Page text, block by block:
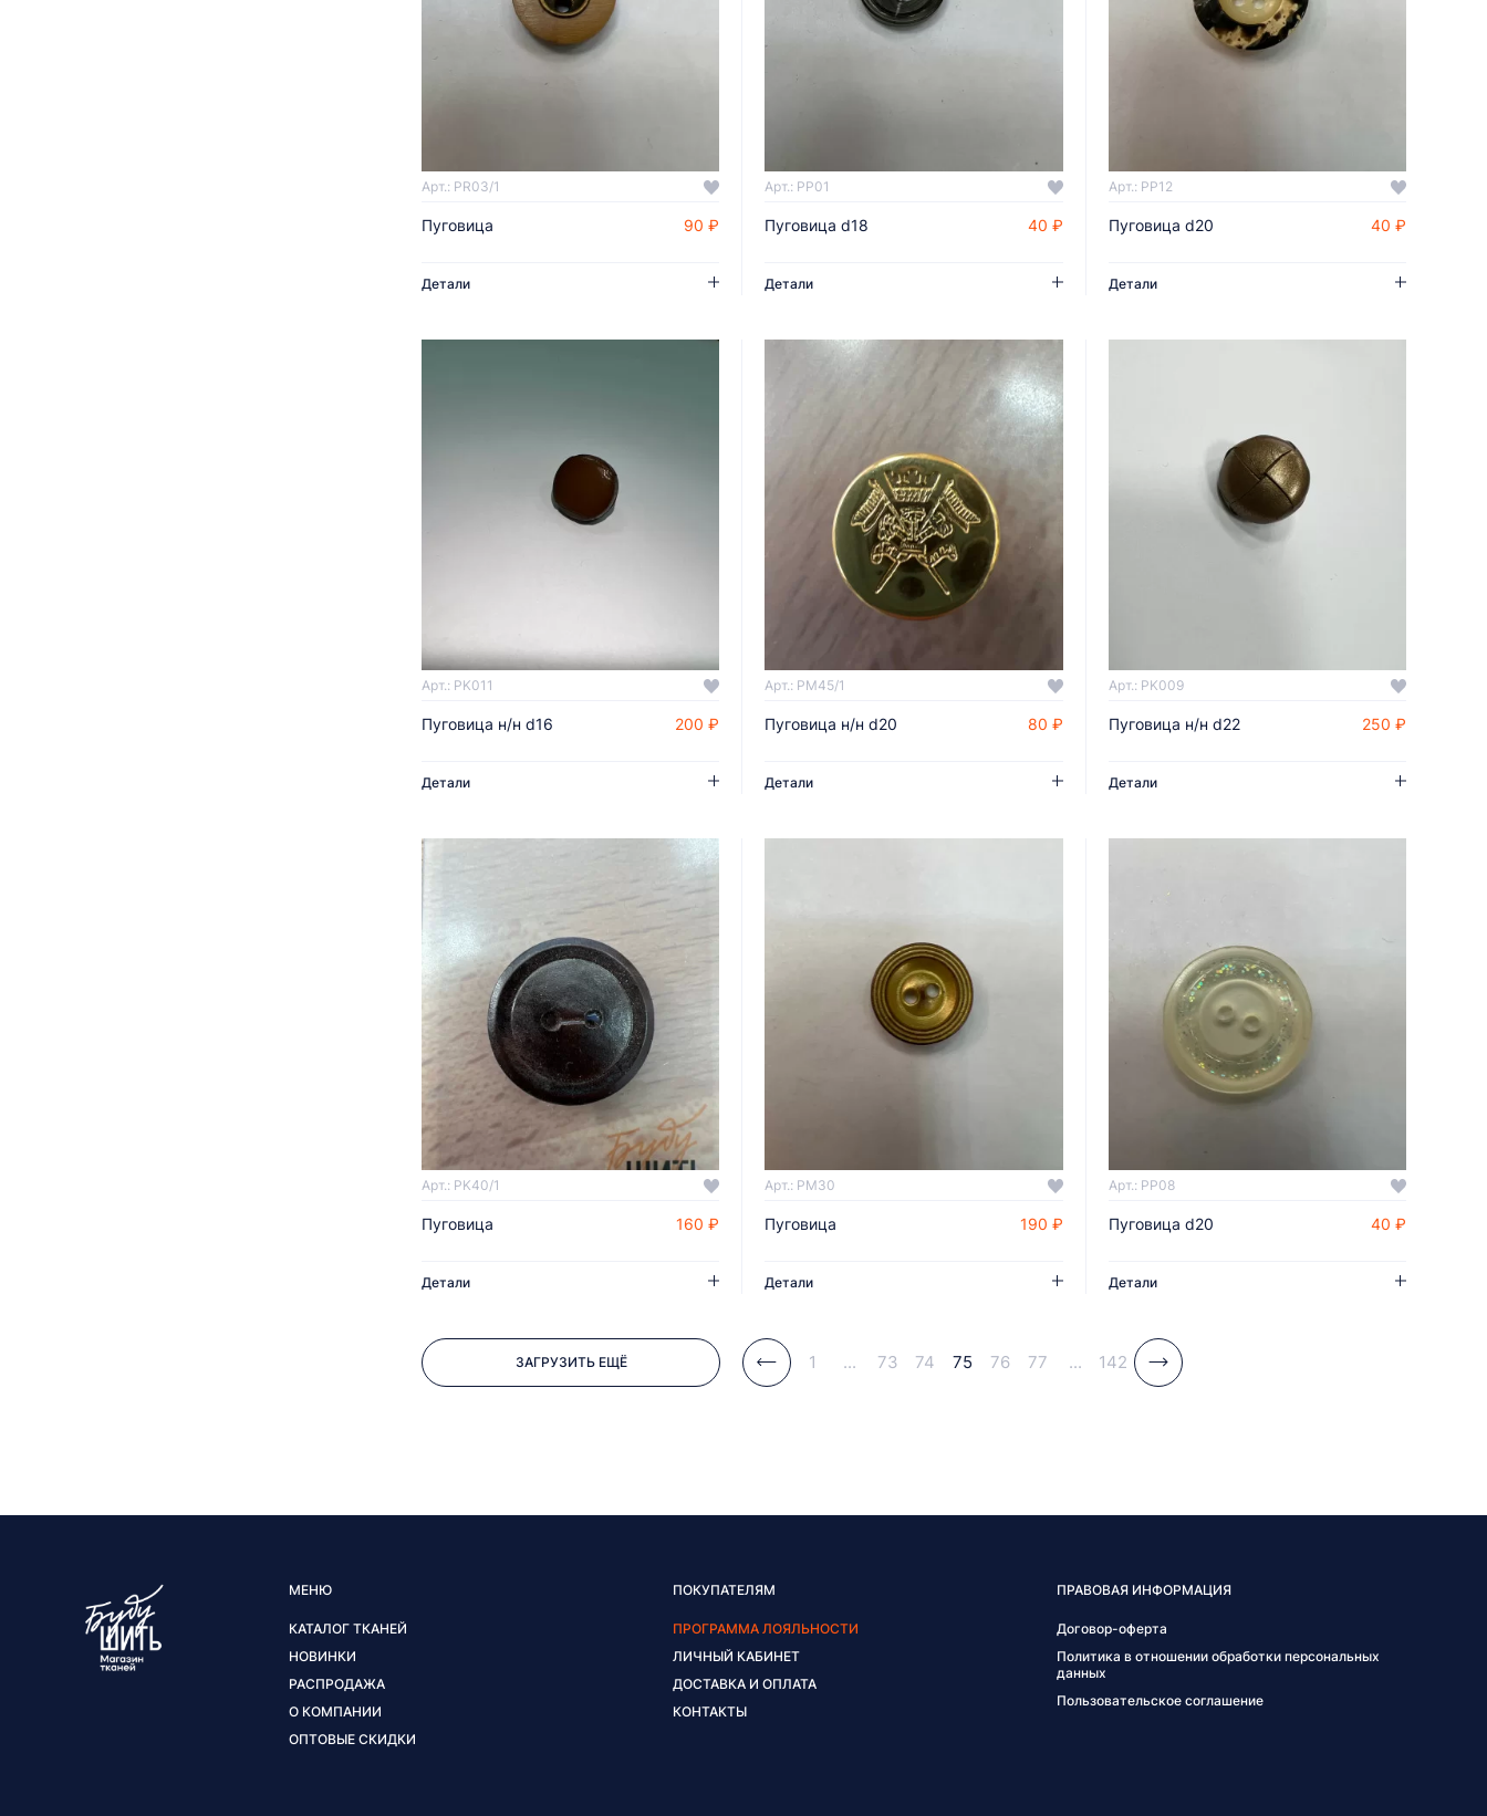
Арт.: PR03/1
Пуговица 90 ₽
Детали
Арт.: PP01
Пуговица d18 40 ₽
Детали
Арт.: PP12
Пуговица d20 40 ₽
Детали
Арт.: PK011
Пуговица н/н d16 200 ₽
Детали
Арт.: PM45/1
Пуговица н/н d20 80 ₽
Детали
Арт.: PK009
Пуговица н/н d22 250 ₽
Детали
Арт.: PK40/1
Пуговица 160 ₽
Детали
Арт.: PM30
Пуговица 190 ₽
Детали
Арт.: PP08
Пуговица d20 40 ₽
Детали
ЗАГРУЗИТЬ ЕЩЁ 1 ... 73 74 75 76 77 ... 142
МЕНЮ
КАТАЛОГ ТКАНЕЙ
НОВИНКИ
РАСПРОДАЖА
О КОМПАНИИ
ОПТОВЫЕ СКИДКИ
ПОКУПАТЕЛЯМ
ПРОГРАММА ЛОЯЛЬНОСТИ
ЛИЧНЫЙ КАБИНЕТ
ДОСТАВКА И ОПЛАТА
КОНТАКТЫ
ПРАВОВАЯ ИНФОРМАЦИЯ
Договор-оферта
Политика в отношении обработки персональных
данных
Пользовательское соглашение